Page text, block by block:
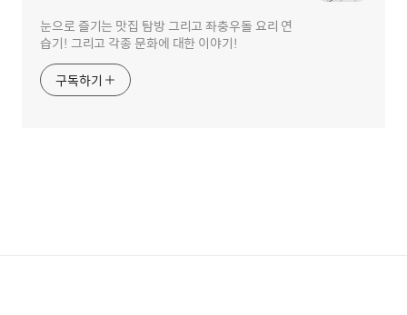
눈으로 즐기는 맛집 탐방 그리고 좌충우돌 요리 연
습기! 그리고 각종 문화에 대한 이야기!
구독하기